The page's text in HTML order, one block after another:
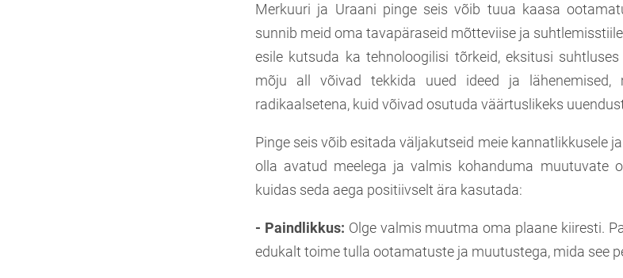
Merkuuri ja Uraani pinge seis võib tuua kaasa
sunnib meid oma tavapäraseid mõtteviise ja
esile kutsuda ka tehnoloogilisi tõrkeid, eksitusi
mõju all võivad tekkida uued ideed ja lähenemised,
radikaalsetena, kuid võivad osutuda väärtuslikeks
Pinge seis võib esitada väljakutseid meie kannatlikkusele
olla avatud meelega ja valmis kohanduma muutuvate
kuidas seda aega positiivselt ära kasutada:
- Paindlikkus: Olge valmis muutma oma plaane kiiresti.
edukalt toime tulla ootamatuste ja muutustega, mida see